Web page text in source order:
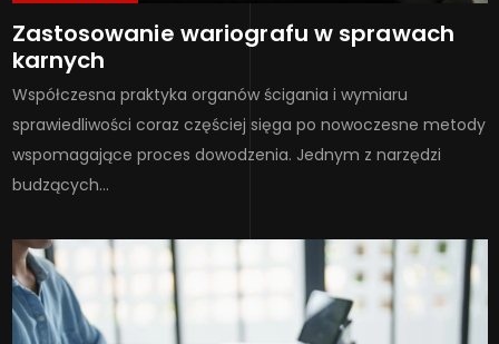
Zastosowanie wariografu w sprawach
karnych
Współczesna praktyka organów ścigania i wymiaru
sprawiedliwości coraz częściej sięga po nowoczesne metody
wspomagające proces dowodzenia. Jednym z narzędzi
budzących…